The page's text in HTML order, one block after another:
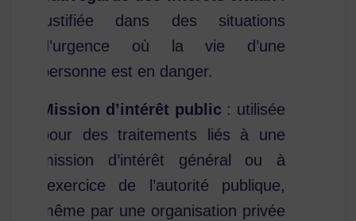
justifiée dans des situations
d’urgence où la vie d’une
personne est en danger.
Mission d’intérêt public: utilisée
pour des traitements liés à une
mission d’intérêt général ou à
l’exercice de l’autorité publique,
même par une organisation privée